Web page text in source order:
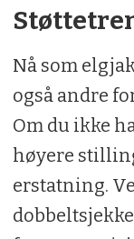
Nå som
også andre
Om du ikke
høyere
erstatning.